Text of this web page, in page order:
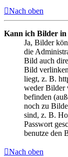
Nach oben
Kann ich Bilder in
Ja, Bilder
die
Bild auch
Bild
liegt, z. B.
weder Bilder
befinden
noch zu
sind, z. B.
Passwort
benutze den
Nach oben